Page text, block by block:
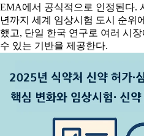
EMA에서 공식적으로 인정된다.
년까지 세계 임상시험 도시 순위
했고, 단일 한국 연구로 여러 시
수 있는 기반을 제공한다.